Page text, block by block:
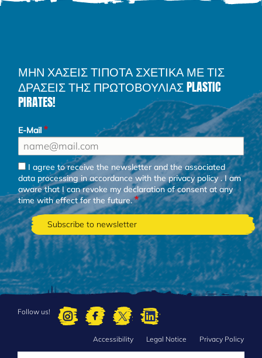
ΜΗΝ ΧΑΣΕΙΣ ΤΙΠΟΤΑ ΣΧΕΤΙΚΑ ΜΕ ΤΙΣ
ΔΡΑΣΕΙΣ ΤΗΣ ΠΡΩΤΟΒΟΥΛΙΑΣ PLASTIC
PIRATES!
E-Mail
I agree to receive the newsletter and the associated
data processing in accordance with theprivacy policy. I am
aware that I can revoke my declaration of consent at any
time with effect for the future.
Follow us!
Accessibility Legal Notice Privacy Policy